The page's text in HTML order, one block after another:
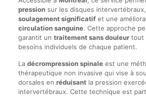
pressionsur les disques
soulagement significatifet une
circulation sanguine. Cette approche
garantit un traitement sans douleurtout
besoins individuels de chaque patient.
La décrompression spinaleest une
thérapeutique non invasive qui vise à
dorsales en réduisantla pression
intervertébraux. Cette technique est